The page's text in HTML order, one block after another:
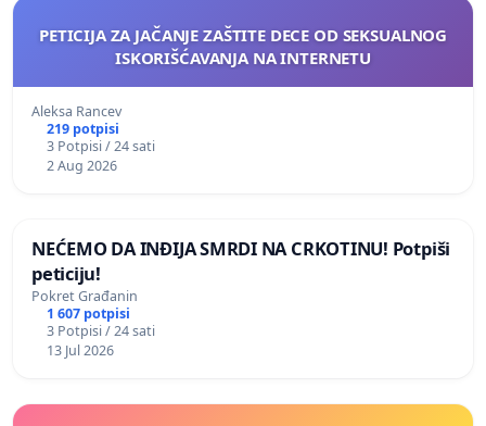
PETICIJA ZA JAČANJE ZAŠTITE DECE OD SEKSUALNOG
ISKORIŠĆAVANJA NA INTERNETU
Aleksa Rancev
219 potpisi
3 Potpisi / 24 sati
2 Aug 2026
NEĆEMO DA INĐIJA SMRDI NA CRKOTINU! Potpiši
peticiju!
Pokret Građanin
1 607 potpisi
3 Potpisi / 24 sati
13 Jul 2026